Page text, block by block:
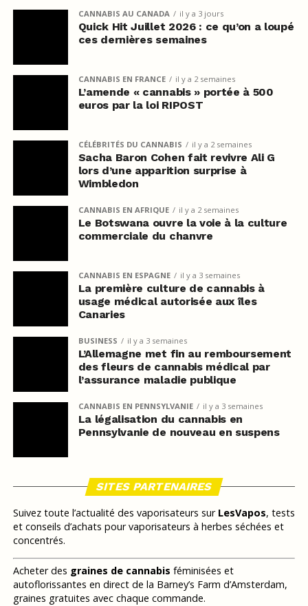
CANNABIS AU CANADA il y a 3 jours
Quick Hit Juillet 2026 : ce qu’on a loupé
ces dernières semaines
CANNABIS EN FRANCE il y a 2 semaines
L’amende « cannabis » portée à 500
euros par la loi RIPOST
CÉLÉBRITÉS DU CANNABIS il y a 2 semaines
Sacha Baron Cohen fait revivre Ali G
lors d’une apparition surprise à
Wimbledon
CANNABIS EN AFRIQUE il y a 2 semaines
Le Botswana ouvre la voie à la culture
commerciale du chanvre
CANNABIS EN ESPAGNE il y a 3 semaines
La première culture de cannabis à
usage médical autorisée aux îles
Canaries
BUSINESS il y a 3 semaines
L’Allemagne met fin au remboursement
des fleurs de cannabis médical par
l’assurance maladie publique
CANNABIS EN PENNSYLVANIE il y a 3 semaines
La légalisation du cannabis en
Pennsylvanie de nouveau en suspens
SITES PARTENAIRES
Suivez toute l’actualité des vaporisateurs sur LesVapos, tests
et conseils d’achats pour vaporisateurs à herbes séchées et
concentrés.
Acheter des graines de cannabis féminisées et
autoflorissantes en direct de la Barney’s Farm d’Amsterdam,
graines gratuites avec chaque commande.